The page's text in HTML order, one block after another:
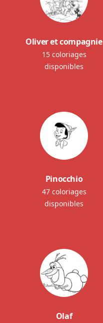
Oliver et compagnie
15 coloriages
disponibles
Pinocchio
47 coloriages
disponibles
Olaf